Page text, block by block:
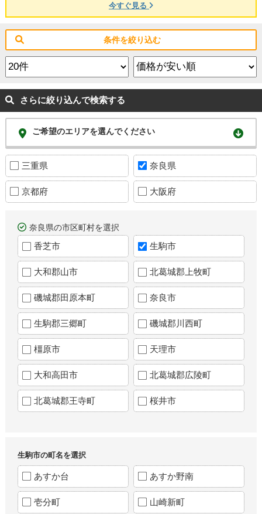
今すぐ見る
条件を絞り込む
さらに絞り込んで検索する
ご希望のエリアを選んでください
三重県 奈良県
京都府 大阪府
奈良県の市区町村を選択
香芝市 生駒市
大和郡山市 北葛城郡上牧町
磯城郡田原本町 奈良市
生駒郡三郷町 磯城郡川西町
橿原市 天理市
大和高田市 北葛城郡広陵町
北葛城郡王寺町 桜井市
生駒市の町名を選択
あすか台 あすか野南
壱分町 山崎新町